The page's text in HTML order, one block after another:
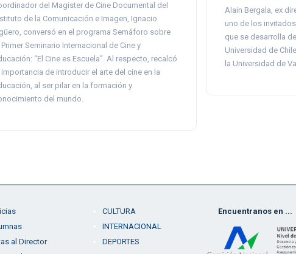
del Magister de Cine Documental del
de la Comunicación e Imagen, Ignacio
conversó en el programa Semáforo sobre
Primer Seminario Internacional de Cine y
“El Cine es Escuela”. Al respecto, recalcó
importancia de introducir el arte del cine en la
al ser pilar en la formación y
del mundo.
Alain Bergala, ex
uno de los
que se desarrolla
Universidad de
la Universidad de
al Director
CULTURA
INTERNACIONAL
DEPORTES
Encuentranos en ...